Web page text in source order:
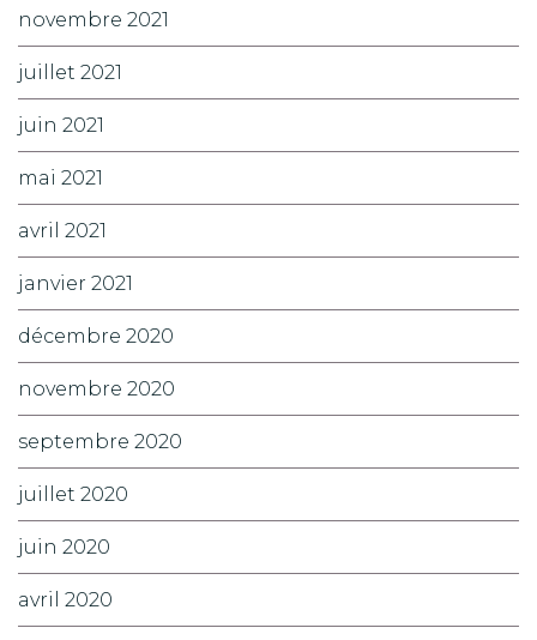
novembre 2021
juillet 2021
juin 2021
mai 2021
avril 2021
janvier 2021
décembre 2020
novembre 2020
septembre 2020
juillet 2020
juin 2020
avril 2020